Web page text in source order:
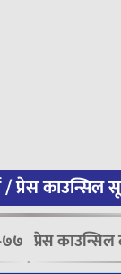
/ प्रेस
७७ प्रेस